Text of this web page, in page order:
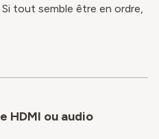
tout semble être en ordre,
HDMI ou audio